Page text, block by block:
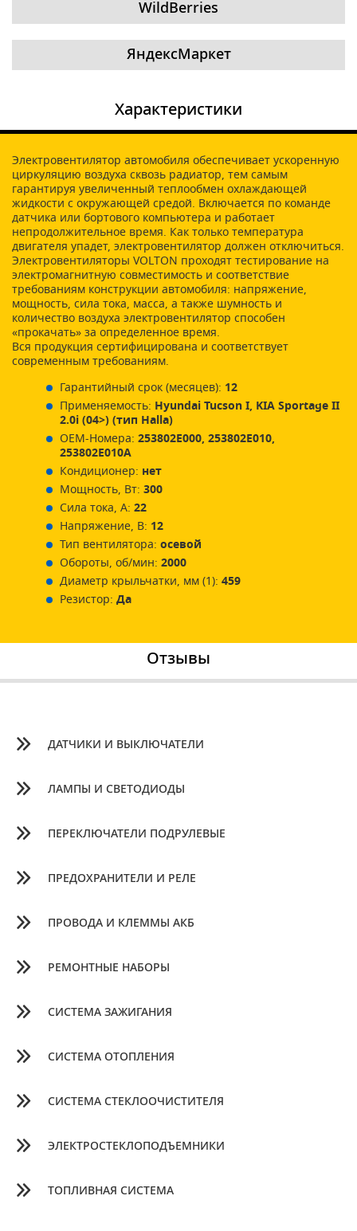
WildBerries
ЯндексМаркет
Характеристики
Электровентилятор автомобиля обеспечивает ускоренную
циркуляцию воздуха сквозь радиатор, тем самым
гарантируя увеличенный теплообмен охлаждающей
жидкости с окружающей средой. Включается по команде
датчика или бортового компьютера и работает
непродолжительное время. Как только температура
двигателя упадет, электровентилятор должен отключиться.
Электровентиляторы VOLTON проходят тестирование на
электромагнитную совместимость и соответствие
требованиям конструкции автомобиля: напряжение,
мощность, сила тока, масса, а также шумность и
количество воздуха электровентилятор способен
«прокачать» за определенное время.
Вся продукция сертифицирована и соответствует
современным требованиям.
Гарантийный срок (месяцев): 12
Применяемость: Hyundai Tucson I, KIA Sportage II
2.0i (04>) (тип Halla)
ОЕМ-Номера: 253802E000, 253802E010,
253802E010A
Кондиционер: нет
Мощность, Вт: 300
Сила тока, А: 22
Напряжение, В: 12
Тип вентилятора: осевой
Обороты, об/мин: 2000
Диаметр крыльчатки, мм (1): 459
Резистор: Да
Отзывы
ДАТЧИКИ И ВЫКЛЮЧАТЕЛИ
ЛАМПЫ И СВЕТОДИОДЫ
ПЕРЕКЛЮЧАТЕЛИ ПОДРУЛЕВЫЕ
ПРЕДОХРАНИТЕЛИ И РЕЛЕ
ПРОВОДА И КЛЕММЫ АКБ
РЕМОНТНЫЕ НАБОРЫ
СИСТЕМА ЗАЖИГАНИЯ
СИСТЕМА ОТОПЛЕНИЯ
СИСТЕМА СТЕКЛООЧИСТИТЕЛЯ
ЭЛЕКТРОСТЕКЛОПОДЪЕМНИКИ
ТОПЛИВНАЯ СИСТЕМА